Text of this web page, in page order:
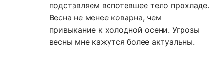
подставляем вспотевшее тело прохладе.
Весна не менее коварна, чем
привыкание к холодной осени. Угрозы
весны мне кажутся более актуальны.